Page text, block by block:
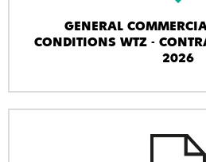
GENERAL
CONDITIONS WTZ -
2026